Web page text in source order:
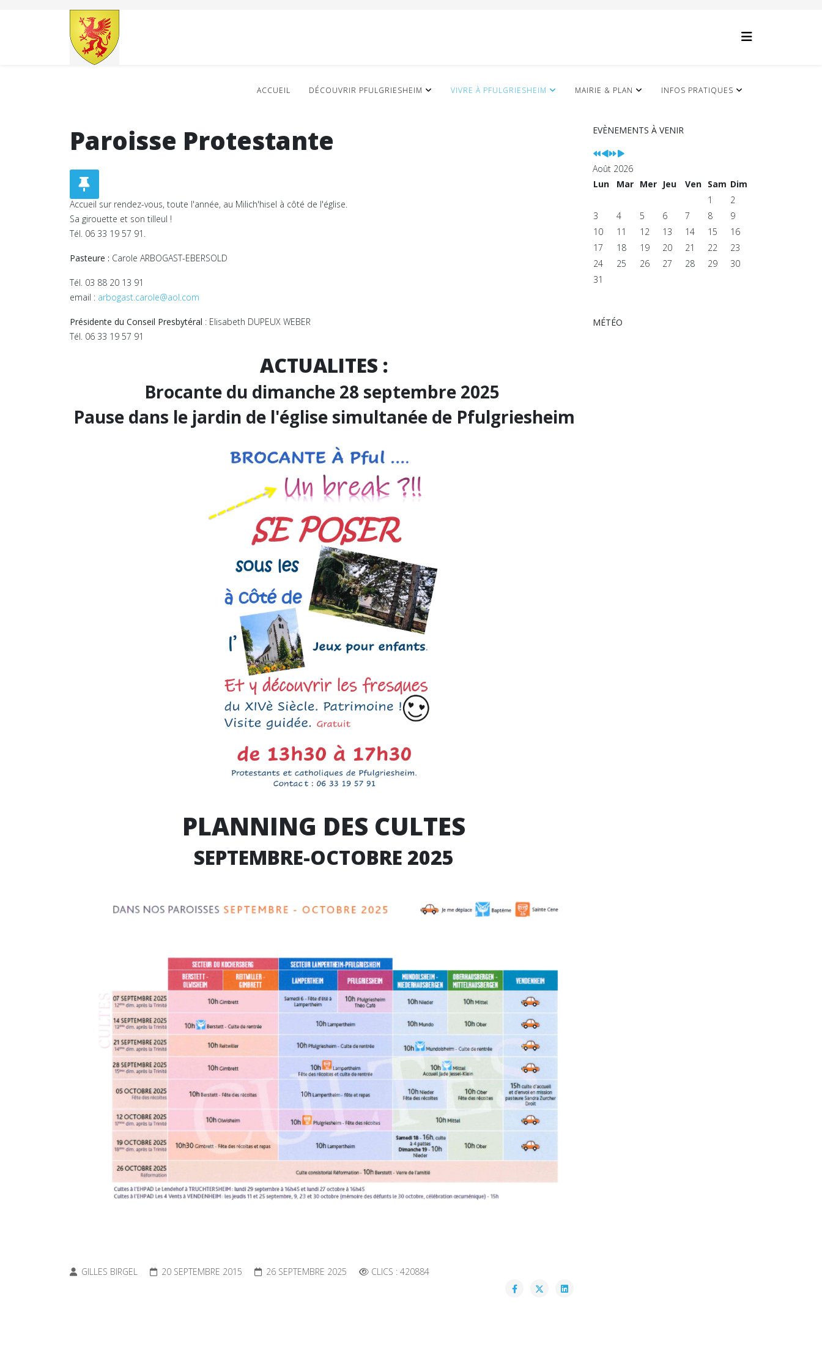
ACCUEIL DÉCOUVRIR PFULGRIESHEIM VIVRE À PFULGRIESHEIM MAIRIE & PLAN INFOS PRATIQUES
Paroisse Protestante
Accueil sur rendez-vous, toute l'année, au Milich'hisel à côté de l'église.
Sa girouette et son tilleul !
Tél. 06 33 19 57 91.
Pasteure : Carole ARBOGAST-EBERSOLD
Tél. 03 88 20 13 91
email : arbogast.carole@aol.com
Présidente du Conseil Presbytéral : Elisabeth DUPEUX WEBER
Tél. 06 33 19 57 91
ACTUALITES :
Brocante du dimanche 28 septembre 2025
Pause dans le jardin de l'église simultanée de Pfulgriesheim
PLANNING DES CULTES
SEPTEMBRE-OCTOBRE 2025
GILLES BIRGEL 20 SEPTEMBRE 2015 26 SEPTEMBRE 2025 CLICS : 420884
EVÈNEMENTS À VENIR
Août 2026
Lun
Mar Mer Jeu Ven Sam Dim
1
2
3
4 5 6 7 8
9
10
11 12 13 14 15
16
17
18 19 20 21 22
23
24
25 26 27 28 29
30
31
MÉTÉO